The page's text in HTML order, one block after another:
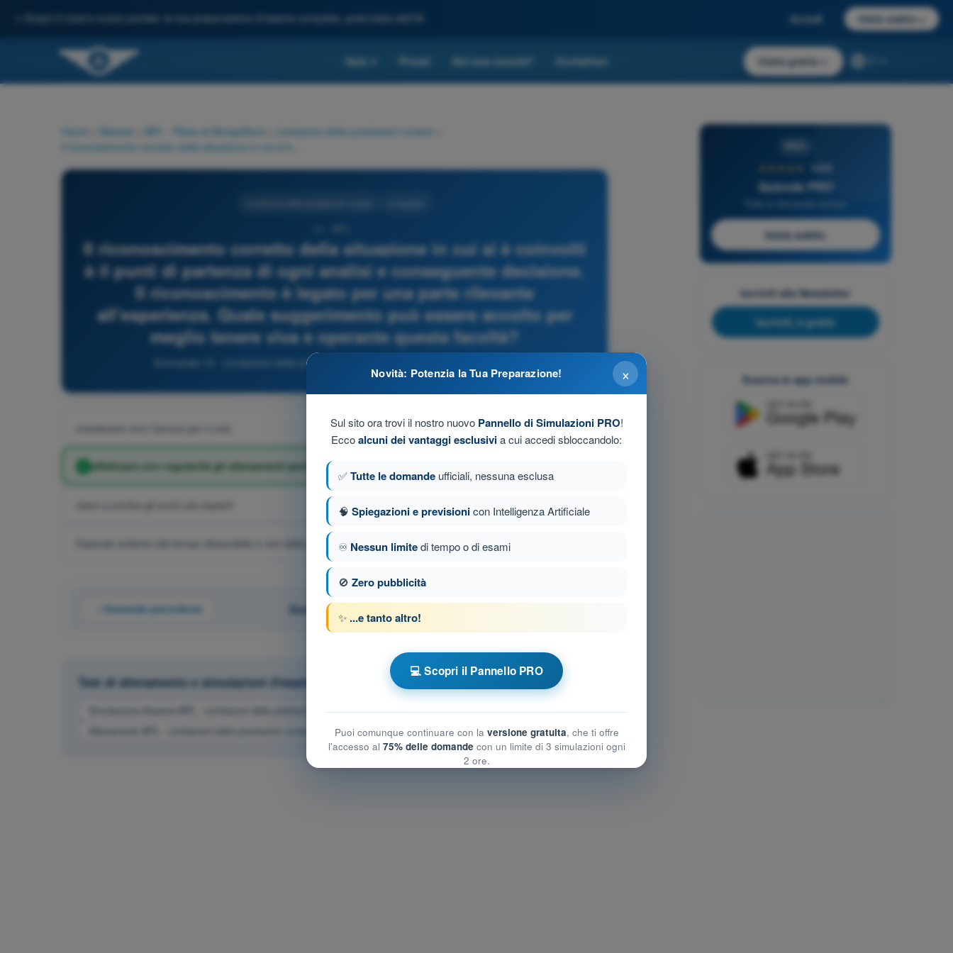
Scopri il nostro nuovo portale: la tua preparazione d'esame completa, potenziata dall'IA Accedi Inizia subito
Quiz Prezzi Sei una scuola? Contattaci Inizia gratis
Home Materie BPL - Pilota di Mongolfiera Limitazioni delle prestazioni umane
Il riconoscimento corretto della situazione in cui si è coinvolti
è il punti di partenza di ogni analisi e conseguente decisione.
Il riconoscimento è legato per una parte rilevante
all'esperienza. Quale suggerimento può essere accolto per
meglio tenere viva e operante questa facoltà?
Domanda 14 - Limitazioni delle prestazioni umane - BPL - Pilota di Mongolfiera
effettuare con regolarità gli allenamenti periodici prescritti
stare a sentire gli amici più esperti
Dipende soltanto dal tempo disponibile e non dalla qualità delle informazioni percepite.
Domanda precedente Domanda 14 di 31
Test di allenamento e simulazioni d'esame a tempo BPL - Pilota di Mongolfiera
Simulazione d'esame BPL - Limitazioni delle prestazioni umane
Esame in PDF BPL - Limitazioni delle prestazioni umane
4,6/5
Quizvds PRO
Inizia subito
Iscriviti alla Newsletter
Iscriviti, è gratis
Scarica le app mobile
×
Novità: Potenzia la Tua Preparazione!
Sul sito ora trovi il nostro nuovo Pannello di Simulazioni PRO!
Eccoalcuni dei vantaggi esclusivia cui accedi sbloccandolo:
✅Tutte le domande ufficiali, nessuna esclusa
🧠 Spiegazioni e previsionicon Intelligenza Artificiale
♾️ Nessun limitedi tempo o di esami
🚫 Zero pubblicità
✨ ...e tanto altro!
💻 Scopri il Pannello PRO
Puoi comunque continuare con la versione gratuita, che ti offre
l'accesso al 75% delle domande con un limite di 3 simulazioni ogni
2 ore.